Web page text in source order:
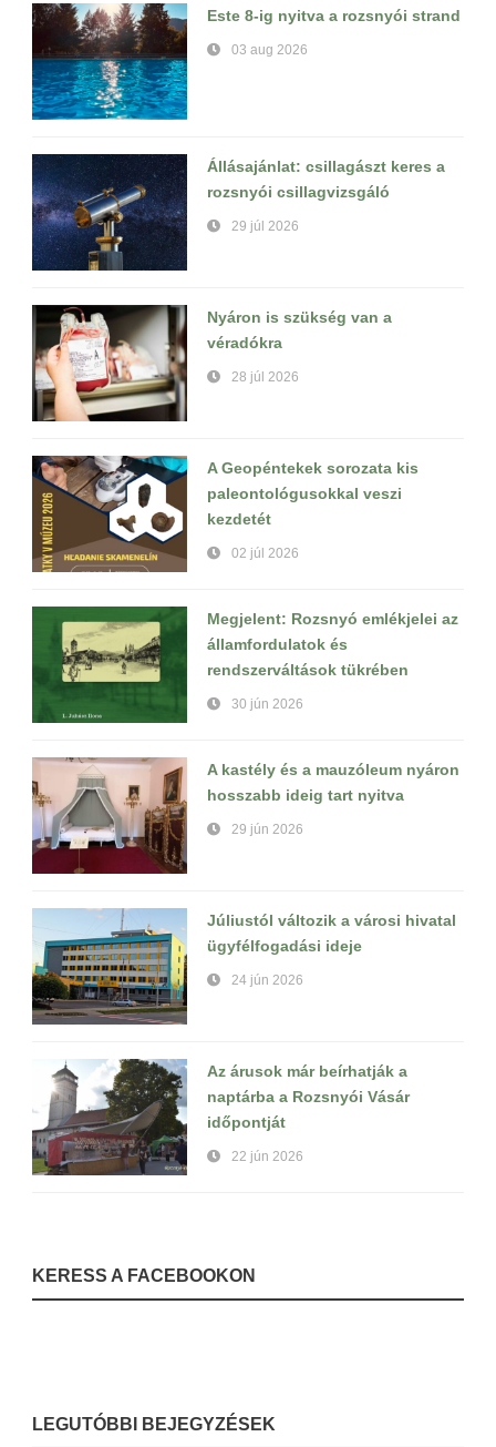
Este 8-ig nyitva a rozsnyói strand
03 aug 2026
Állásajánlat: csillagászt keres a
rozsnyói csillagvizsgáló
29 júl 2026
Nyáron is szükség van a
véradókra
28 júl 2026
A Geopéntekek sorozata kis
paleontológusokkal veszi
kezdetét
02 júl 2026
Megjelent: Rozsnyó emlékjelei az
államfordulatok és
rendszerváltások tükrében
30 jún 2026
A kastély és a mauzóleum nyáron
hosszabb ideig tart nyitva
29 jún 2026
Júliustól változik a városi hivatal
ügyfélfogadási ideje
24 jún 2026
Az árusok már beírhatják a
naptárba a Rozsnyói Vásár
időpontját
22 jún 2026
KERESS A FACEBOOKON
LEGUTÓBBI BEJEGYZÉSEK